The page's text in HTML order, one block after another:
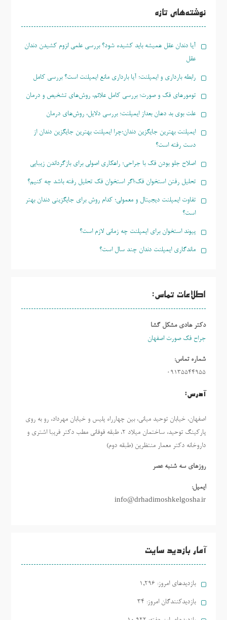
نوشته‌های تازه
آیا دندان عقل همیشه باید کشیده شود؟ بررسی علمی لزوم کشیدن دندان
عقل
رابطه بارداری و ایمپلنت؛ آیا بارداری مانع ایمپلنت است؟ بررسی کامل
تومورهای فک و صورت؛ بررسی کامل علائم، روش‌های تشخیص و درمان
علت بوی بد دهان بعداز ایمپلنت؛ بررسی دلایل، روش‌های درمان
ایمپلنت بهترین جایگزین دندان؛چرا ایمپلنت بهترین جایگزین دندان از
دست رفته است؟
اصلاح جلو بودن فک با جراحی؛ راهکاری اصولی برای بازگرداندن زیبایی
تحلیل رفتن استخوان فک؛اگر استخوان فک تحلیل رفته باشد چه کنیم؟
تفاوت ایمپلنت دیجیتال و معمولی؛ کدام روش برای جایگزینی دندان بهتر
است؟
پیوند استخوان برای ایمپلنت چه زمانی لازم است؟
ماندگاری ایمپلنت دندان چند سال است؟
اطلاعات تماس:
دکتر هادی مشکل گشا
جراح فک صورت اصفهان
شماره تماس:
09135544955
آدرس:
اصفهان، خیابان توحید میانی، بین چهارراه پلیس و خیابان مهرداد، رو به روی
پارکینگ توحید، ساختمان میلاد ٢، طبقه فوقانی مطب دکتر فریبا اشتری و
داروخانه دکتر معمار منتظرین (طبقه دوم)
روزهاي سه شنبه عصر
ایمیل:
info@drhadimoshkelgosha.ir
آمار بازدید سایت
بازدیدهای امروز: 1,296
بازدیدکنندگان امروز: 34